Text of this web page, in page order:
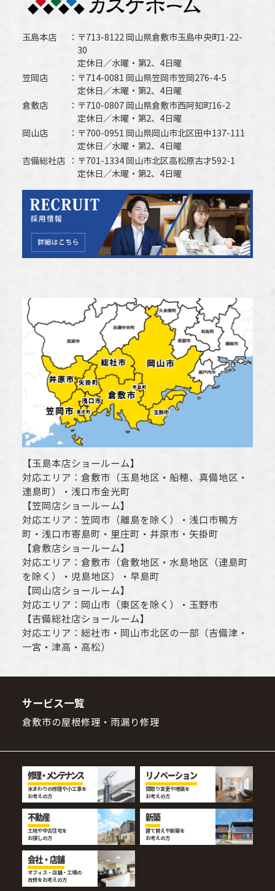
玉島本店
〒713-8122 岡山県倉敷市玉島中央町1-22-
30
定休日／水曜・第2、4日曜
笠岡店
〒714-0081 岡山県笠岡市笠岡276-4-5
定休日／木曜・第2、4日曜
倉敷店
〒710-0807 岡山県倉敷市西阿知町16-2
定休日／木曜・第2、4日曜
岡山店
〒700-0951 岡山県岡山市北区田中137-111
定休日／水曜・第2、4日曜
吉備総社店
〒701-1334 岡山市北区高松原古才592-1
定休日／木曜・第2、4日曜
【玉島本店ショールーム】
対応エリア： 倉敷市 （玉島地区・船穂、真備地区・
連島町）・ 浅口市金光町
【笠岡店ショールーム】
対応エリア： 笠岡市（離島を除く） ・ 浅口市鴨方
町・ 浅口市寄島町・里庄町・ 井原市 ・矢掛町
【倉敷店ショールーム】
対応エリア： 倉敷市 （倉敷地区・水島地区（連島町
を除く）・児島地区）・早島町
【 岡山店ショールーム】
対応エリア： 岡山市 （東区を除く）・玉野市
【吉備総社店ショールーム】
対応エリア： 総社市 ・ 岡山市北区の一部（吉備津・
一宮・津高・高松）
サービス一覧
倉敷市の屋根修理・雨漏り修理
修理・メンテナンス
水まわりの修理や小工事を
お考えの方
リノベーション
間取り変更や増築を
お考えの方
不動産
土地や中古住宅を
お探しの方
新築
建て替えや新築を
お考えの方
会社・店舗
オフィス・店舗・工場の
改修をお考えの方